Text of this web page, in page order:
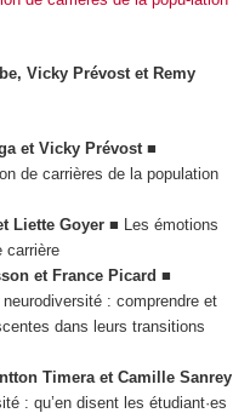
Vicky Prévost et Remy
et Vicky Prévost ■
de carrières de la population
Liette Goyer ■ Les émotions
carrière
et France Picard ■
: comprendre et
dans leurs transitions
Timera et Camille Sanrey
: qu’en disent les étudiant·es